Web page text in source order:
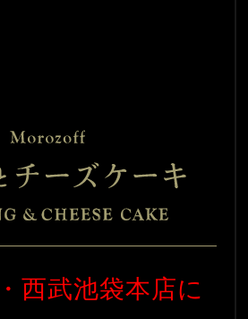
西武池袋本店に